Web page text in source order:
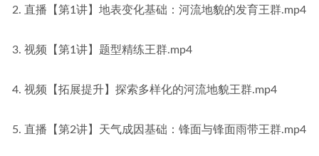
2. 直播【第1讲】地表变化基础：河流地貌的发育王群.mp4
3. 视频【第1讲】题型精练王群.mp4
4. 视频【拓展提升】探索多样化的河流地貌王群.mp4
5. 直播【第2讲】天气成因基础：锋面与锋面雨带王群.mp4